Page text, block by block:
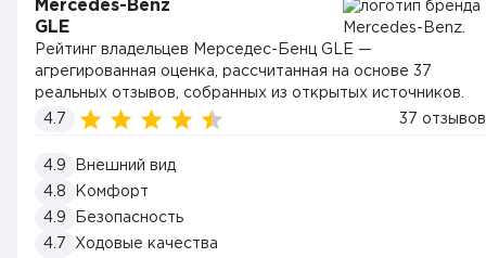
Mercedes-Benz
GLE
Рейтинг владельцев Мерседес-Бенц GLE —
агрегированная оценка, рассчитанная на основе 37
реальных отзывов, собранных из открытых источников.
4.7
37 отзывов
4.9
Внешний вид
4.8
Комфорт
4.9
Безопасность
4.7
Ходовые качества